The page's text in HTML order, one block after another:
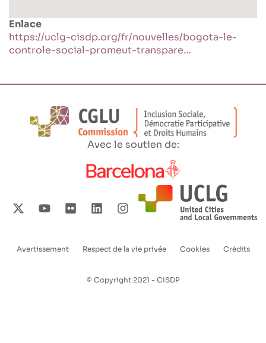
Enlace
https://uclg-cisdp.org/fr/nouvelles/bogota-le-
controle-social-promeut-transpare…
Avec le soutien de:
Avertissement Respect de la vie privée Cookies Crédits
© Copyright 2021 - CISDP